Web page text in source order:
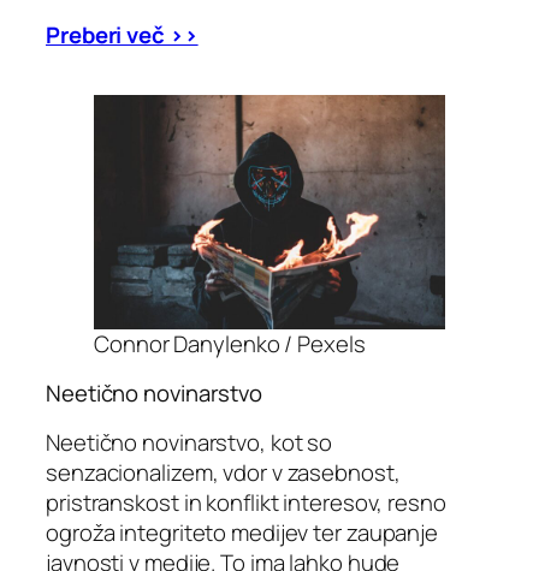
Preberi več >>
Connor Danylenko / Pexels
Neetično novinarstvo
Neetično novinarstvo, kot so
senzacionalizem, vdor v zasebnost,
pristranskost in konflikt interesov, resno
ogroža integriteto medijev ter zaupanje
javnosti v medije. To ima lahko hude